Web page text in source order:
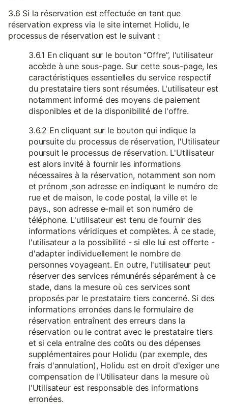
3.6 Si la réservation est effectuée en tant que
réservation express via le site internet Holidu, le
processus de réservation est le suivant :
3.6.1 En cliquant sur le bouton “Offre”, l'utilisateur
accède à une sous-page. Sur cette sous-page, les
caractéristiques essentielles du service respectif
du prestataire tiers sont résumées. L'utilisateur est
notamment informé des moyens de paiement
disponibles et de la disponibilité de l'offre.
3.6.2 En cliquant sur le bouton qui indique la
poursuite du processus de réservation, l'Utilisateur
poursuit le processus de réservation. L'Utilisateur
est alors invité à fournir les informations
nécessaires à la réservation, notamment son nom
et prénom ,son adresse en indiquant le numéro de
rue et de maison, le code postal, la ville et le
pays., son adresse e-mail et son numéro de
téléphone. L'utilisateur est tenu de fournir des
informations véridiques et complètes. À ce stade,
l'utilisateur a la possibilité - si elle lui est offerte -
d'adapter individuellement le nombre de
personnes voyageant. En outre, l'utilisateur peut
réserver des services rémunérés séparément à ce
stade, dans la mesure où ces services sont
proposés par le prestataire tiers concerné. Si des
informations erronées dans le formulaire de
réservation entraînent des erreurs dans la
réservation ou le contrat avec le prestataire tiers
et si cela entraîne des coûts ou des dépenses
supplémentaires pour Holidu (par exemple, des
frais d'annulation), Holidu est en droit d'exiger une
compensation de l'Utilisateur dans la mesure où
l'Utilisateur est responsable des informations
erronées.